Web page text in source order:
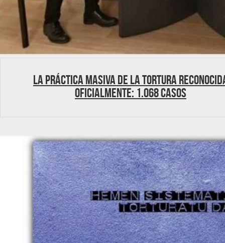
La práctica masiva de la tortura
oficialmente: 1.068 casos